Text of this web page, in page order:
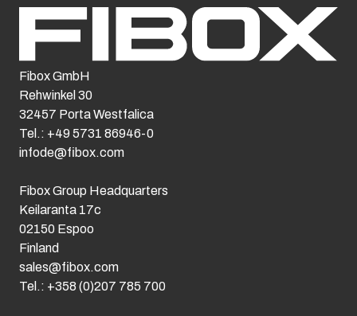
Fibox GmbH
Rehwinkel 30
32457 Porta Westfalica
Tel.: +49 5731 86946-0
infode@fibox.com
Fibox Group Headquarters
Keilaranta 17c
02150 Espoo
Finland
sales@fibox.com
Tel.: +358 (0)207 785 700